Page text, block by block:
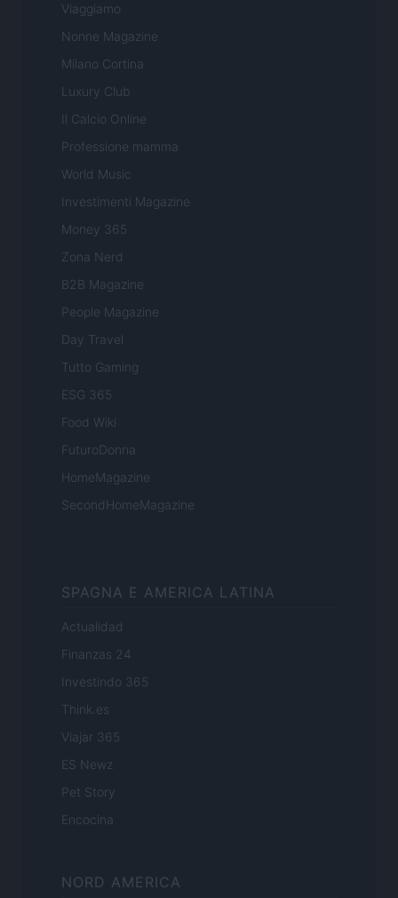
Viaggiamo
Nonne Magazine
Milano Cortina
Luxury Club
Il Calcio Online
Professione mamma
World Music
Investimenti Magazine
Money 365
Zona Nerd
B2B Magazine
People Magazine
Day Travel
Tutto Gaming
ESG 365
Food Wiki
FuturoDonna
HomeMagazine
SecondHomeMagazine
SPAGNA E AMERICA LATINA
Actualidad
Finanzas 24
Investindo 365
Think.es
Viajar 365
ES Newz
Pet Story
Encocina
NORD AMERICA